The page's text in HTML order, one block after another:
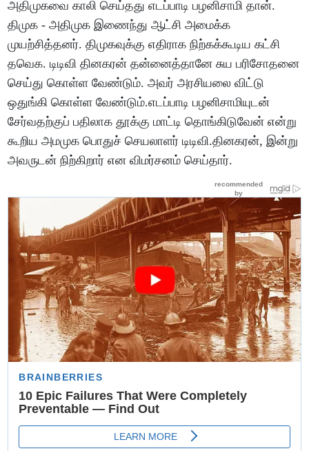
அதிமுகவை காலி செய்தது எடப்பாடி பழனிசாமி தான்.
திமுக - அதிமுக இணைந்து ஆட்சி அமைக்க
முயற்சித்தனர். திமுகவுக்கு எதிராக நிற்கக்கூடிய கட்சி
தவெக. டிடிவி தினகரன் தன்னைத்தானே சுய பரிசோதனை
செய்து கொள்ள வேண்டும். அவர் அரசியலை விட்டு
ஒதுங்கி கொள்ள வேண்டும்.எடப்பாடி பழனிசாமியுடன்
சேர்வதற்குப் பதிலாக தூக்கு மாட்டி தொங்கிடுவேன் என்று
கூறிய அமமுக பொதுச் செயலாளர் டிடிவி.தினகரன், இன்று
அவருடன் நிற்கிறார் என விமர்சனம் செய்தார்.